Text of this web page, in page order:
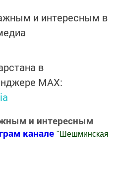
и интересным в
в
MАХ:
и интересным
канале " Шешминская